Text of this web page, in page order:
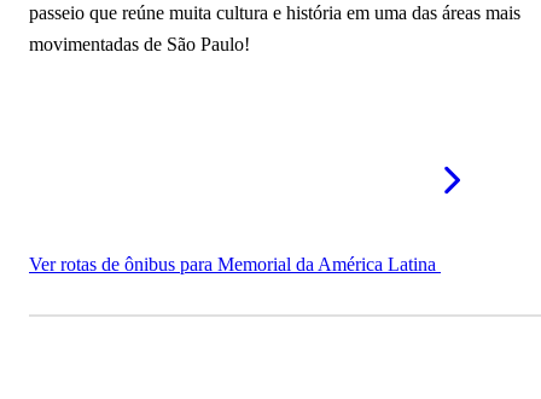
passeio que reúne muita cultura e história em uma das áreas mais
movimentadas de São Paulo!
Ver rotas de ônibus para Memorial da América Latina